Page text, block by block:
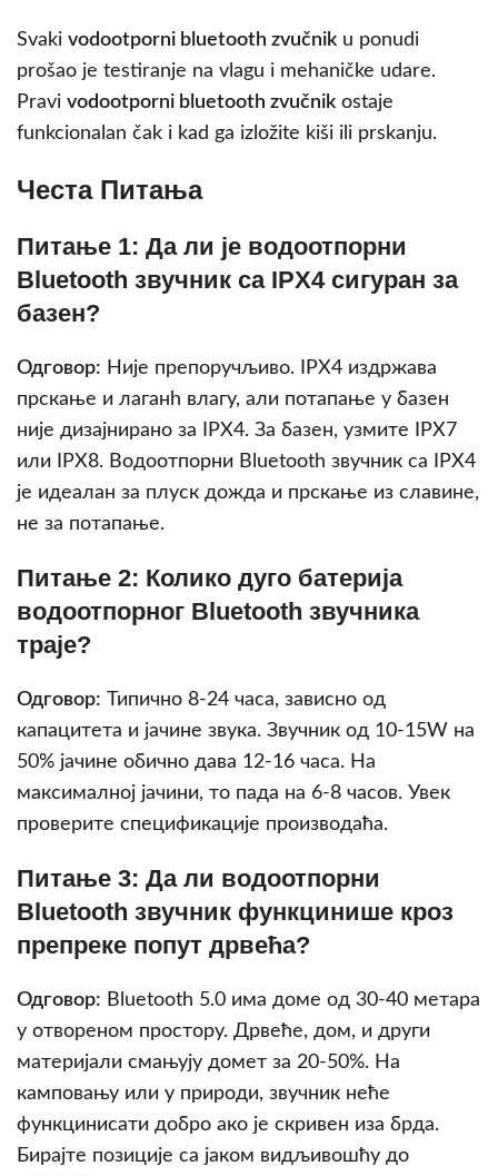
Svaki vodootporni bluetooth zvučnik u ponudi
prošao je testiranje na vlagu i mehaničke udare.
Pravi vodootporni bluetooth zvučnik ostaje
funkcionalan čak i kad ga izložite kiši ili prskanju.
Честа Питања
Питање 1: Да ли је водоотпорни
Bluetooth звучник са IPX4 сигуран за
базен?
Одговор: Није препоручљиво. IPX4 издржава
прскање и лаганh влагу, али потапање у базен
није дизајнирано за IPX4. За базен, узмите IPX7
или IPX8. Водоотпорни Bluetooth звучник са IPX4
је идеалан за плуск дождa и прскање из славине,
не за потапање.
Питање 2: Колико дугo батерија
водоотпорног Bluetooth звучника
траје?
Одговор: Типично 8-24 часа, зависно од
капацитета и јачине звука. Звучник од 10-15W на
50% јачине обично дава 12-16 часа. На
максималној јачини, то пада на 6-8 часов. Увек
проверите спецификације производаћа.
Питање 3: Да ли водоотпорни
Bluetooth звучник функцинише кроз
препреке попут дрвећа?
Одговор: Bluetooth 5.0 има доме од 30-40 метара
у отворенoм простору. Дрвеће, дом, и други
материјали смањују домет за 20-50%. На
камповању или у природи, звучник неће
функцинисати добро ако је скривен иза брда.
Бирајте позиције са јаком видљивошћу до